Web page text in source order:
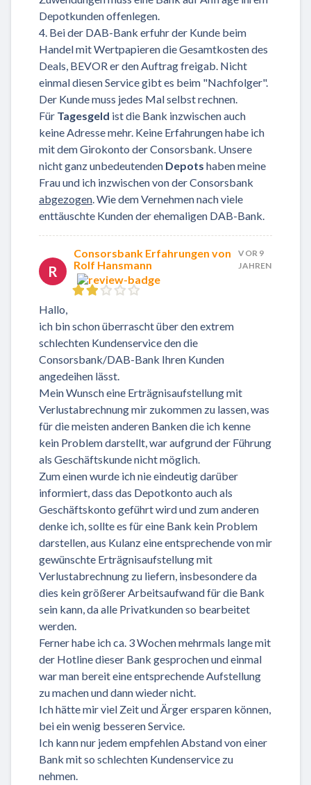
Depotkunden offenlegen.
4. Bei der DAB-Bank erfuhr der Kunde beim
Handel mit Wertpapieren die Gesamtkosten des
Deals, BEVOR er den Auftrag freigab. Nicht
einmal diesen Service gibt es beim "Nachfolger".
Der Kunde muss jedes Mal selbst rechnen.
Für Tagesgeld ist die Bank inzwischen auch
keine Adresse mehr. Keine Erfahrungen habe ich
mit dem Girokonto der Consorsbank. Unsere
nicht ganz unbedeutenden Depots haben meine
Frau und ich inzwischen von der Consorsbank
abgezogen. Wie dem Vernehmen nach viele
enttäuschte Kunden der ehemaligen DAB-Bank.
R
Consorsbank Erfahrungen von
Rolf Hansmann
VOR 9
JAHREN
Hallo,
ich bin schon überrascht über den extrem
schlechten Kundenservice den die
Consorsbank/DAB-Bank Ihren Kunden
angedeihen lässt.
Mein Wunsch eine Erträgnisaufstellung mit
Verlustabrechnung mir zukommen zu lassen, was
für die meisten anderen Banken die ich kenne
kein Problem darstellt, war aufgrund der Führung
als Geschäftskunde nicht möglich.
Zum einen wurde ich nie eindeutig darüber
informiert, dass das Depotkonto auch als
Geschäftskonto geführt wird und zum anderen
denke ich, sollte es für eine Bank kein Problem
darstellen, aus Kulanz eine entsprechende von mir
gewünschte Erträgnisaufstellung mit
Verlustabrechnung zu liefern, insbesondere da
dies kein größerer Arbeitsaufwand für die Bank
sein kann, da alle Privatkunden so bearbeitet
werden.
Ferner habe ich ca. 3 Wochen mehrmals lange mit
der Hotline dieser Bank gesprochen und einmal
war man bereit eine entsprechende Aufstellung
zu machen und dann wieder nicht.
Ich hätte mir viel Zeit und Ärger ersparen können,
bei ein wenig besseren Service.
Ich kann nur jedem empfehlen Abstand von einer
Bank mit so schlechten Kundenservice zu
nehmen.